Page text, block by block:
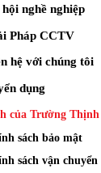
nghề nghiệp
Pháp CCTV
hệ với chúng tôi
dụng
của Trường Thịnh
sách bảo mật
sách vận chuyển